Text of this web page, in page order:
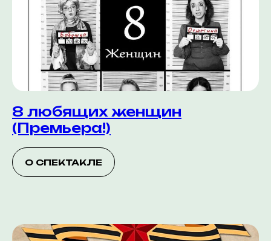
8 любящих женщин
(Премьера!)
О СПЕКТАКЛЕ